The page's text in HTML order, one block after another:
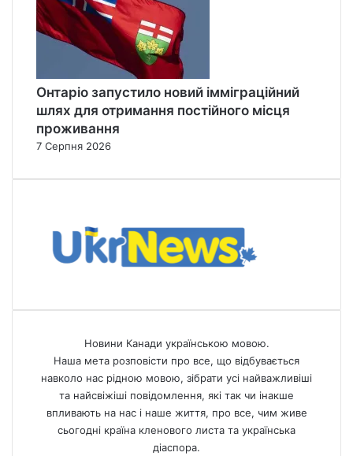
Онтаріо запустило новий імміграційний
шлях для отримання постійного місця
проживання
7 Серпня 2026
Новини Канади українською мовою.
Наша мета розповісти про все, що відбувається
навколо нас рідною мовою, зібрати усі найважливіші
та найсвіжіші повідомлення, які так чи інакше
впливають на нас і наше життя, про все, чим живе
сьогодні країна кленового листа та українська
діаспора.